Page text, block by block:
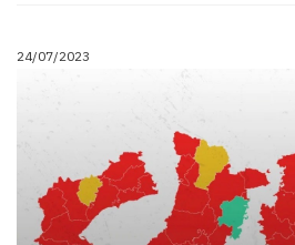
Pallars
llegit...
Editorial
24/07/2023